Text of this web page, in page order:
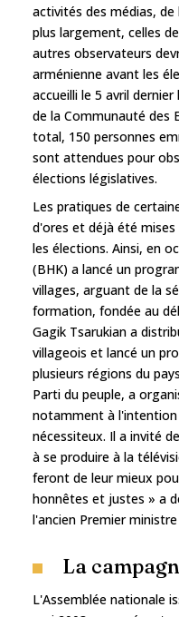
activités des médias,
plus largement, celles
autres observateurs
arménienne avant les
accueilli le 5 avril
de la Communauté des
total, 150 personnes
sont attendues pour
élections législatives.
Les pratiques de
d'ores et déjà été
les élections. Ainsi, en
(BHK) a lancé un
villages, arguant de la
formation, fondée au
Gagik Tsarukian a
villageois et lancé un
plusieurs régions du
Parti du peuple, a
notamment à
nécessiteux. Il a invité
à se produire à la
feront de leur mieux
honnêtes et justes » a
l'ancien Premier
La
L'Assemblée nationale